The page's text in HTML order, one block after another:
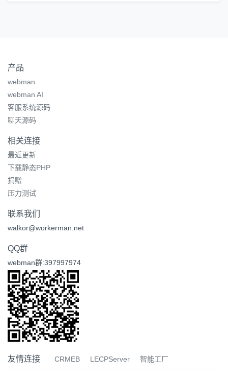
产品
webman
webman AI
客服系统源码
聊天源码
相关连接
最近更新
下载静态PHP
捐赠
压力测试
联系我们
walkor@workerman.net
QQ群
webman群:397997974
友情连接 CRMEB LECPServer 智能工厂